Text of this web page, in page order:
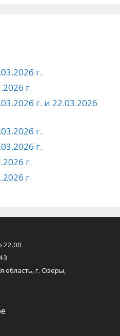
г.
г.
г. и 22.03.2026
г.
г.
г.
г.
22.00
область, г. Озеры,